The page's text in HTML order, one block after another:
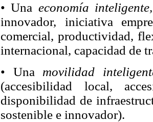
• Una economía inteligente,
innovador, iniciativa
comercial, productividad,
internacional, capacidad de
• Una movilidad
(accesibilidad local,
disponibilidad de
sostenible e innovador).